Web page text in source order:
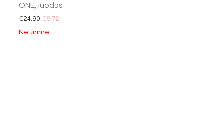
ONE, juodas
€24.90 €8.72
Neturime